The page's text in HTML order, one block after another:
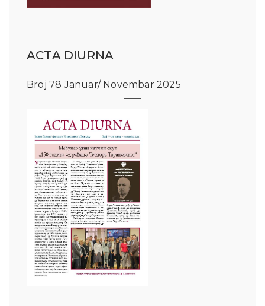
ACTA DIURNA
Broj 78 Januar/ Novembar 2025